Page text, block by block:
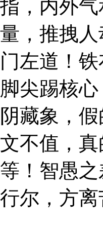
指，内外
量，推拽
门左道！
脚尖踢核
阴藏象，
文不值，
等！智愚
行尔，方离